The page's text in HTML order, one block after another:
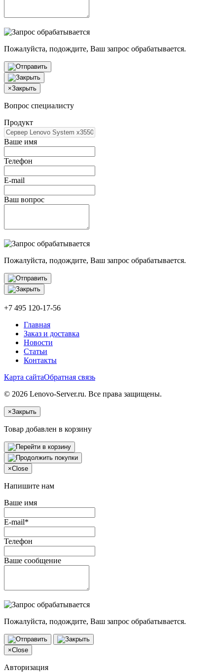
Пожалуйста, подождите, Ваш запрос обрабатывается.
×Закрыть
Вопрос специалисту
Продукт
Ваше имя
Телефон
E-mail
Ваш вопрос
Пожалуйста, подождите, Ваш запрос обрабатывается.
+7 495 120-17-56
Главная
Заказ и доставка
Новости
Статьи
Контакты
Карта сайтаОбратная связь
© 2026 Lenovo-Server.ru. Все права защищены.
×Закрыть
Товар добавлен в корзину
×Close
Напишите нам
Ваше имя
E-mail*
Телефон
Ваше сообщение
Пожалуйста, подождите, Ваш запрос обрабатывается.
×Close
Авторизация